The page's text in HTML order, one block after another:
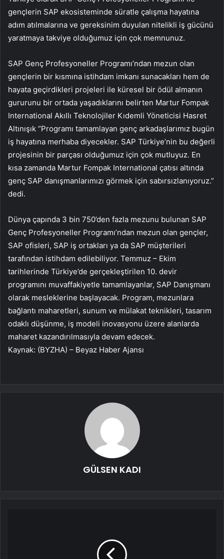
gençlerin SAP ekosisteminde süratle çalışma hayatına
adım atılmalarına ve gereksinim duyulan nitelikli iş gücünü
yaratmaya takviye olduğumuz için çok memnunuz.
SAP Genç Profesyoneller Programı’ndan mezun olan
gençlerin bir kısmına istihdam imkanı sunacakları hem de
hayata geçirdikleri projeleri ile küresel bir ödül almanın
gururunu bir ortada yaşadıklarını belirten Martur Fompak
International Akıllı Teknolojiler Kıdemli Yöneticisi Hasret
Altınışık “Programı tamamlayan genç arkadaşlarımız bugün
iş hayatına merhaba diyecekler. SAP Türkiye’nin bu değerli
projesinin bir parçası olduğumuz için çok mutluyuz. En
kısa zamanda Martur Fompak International çatısı altında
genç SAP danışmanlarımızı görmek için sabırsızlanıyoruz.”
dedi.
Dünya çapında 3 bin 750’den fazla mezunu bulunan SAP
Genç Profesyoneller Programı’ndan mezun olan gençler,
SAP ofisleri, SAP iş ortakları ya da SAP müşterileri
tarafından istihdam edilebiliyor. Temmuz – Ekim
tarihlerinde Türkiye’de gerçekleştirilen 10. devir
programını muvaffakiyetle tamamlayanlar, SAP Danışmanı
olarak mesleklerine başlayacak. Program, mezunlara
bağlantı maharetleri, sunum ve mülakat teknikleri, tasarım
odaklı düşünme, iş modeli inovasyonu üzere alanlarda
maharet kazandırılmasıyla devam edecek.
Kaynak: (BYZHA) – Beyaz Haber Ajansı
GÜLSEN KADI